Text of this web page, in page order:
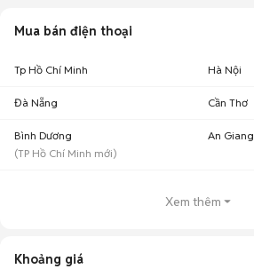
Mua bán điện thoại
Tp Hồ Chí Minh Hà Nội
Đà Nẵng Cần Thơ
Bình Dương
(TP Hồ Chí Minh mới)
An Giang
Xem thêm
Khoảng giá